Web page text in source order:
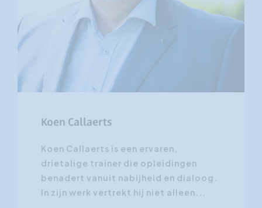
Koen Callaerts
Koen Callaerts is een ervaren,
drietalige trainer die opleidingen
benadert vanuit nabijheid en dialoog.
In zijn werk vertrekt hij niet alleen...